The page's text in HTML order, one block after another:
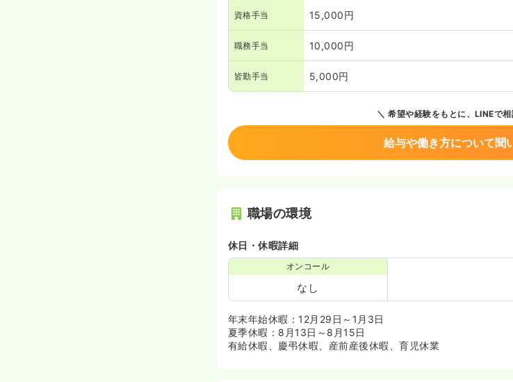
資格手当 15,000円
職務手当 10,000円
皆勤手当 5,000円
希望や経験をもとに、LINEで相
給与や働き方について聞
職場の環境
休日・休暇詳細
オンコール
なし
年末年始休暇：12月29日～1月3日
夏季休暇：8月13日～8月15日
有給休暇、慶弔休暇、産前産後休暇、育児休業